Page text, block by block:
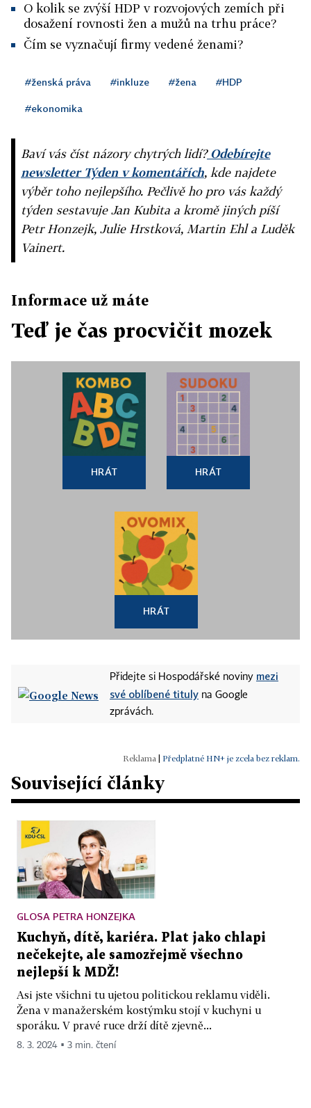
O kolik se zvýší HDP v rozvojových zemích při
dosažení rovnosti žen a mužů na trhu práce?
Čím se vyznačují firmy vedené ženami?
#ženská práva #inkluze #žena #HDP
#ekonomika
Baví vás číst názory chytrých lidí?Odebírejte
newsletter Týden v komentářích, kde najdete
výběr toho nejlepšího. Pečlivě ho pro vás každý
týden sestavuje Jan Kubita a kromě jiných píší
Petr Honzejk, Julie Hrstková, Martin Ehl a Luděk
Vainert.
Informace už máte
Teď je čas procvičit mozek
HRÁT HRÁT
HRÁT
Přidejte si Hospodářské noviny mezi
své oblíbené tituly na Google
zprávách.
Předplatné HN+ je zcela bez reklam.
Související články
GLOSA PETRA HONZEJKA
Kuchyň, dítě, kariéra. Plat jako chlapi
nečekejte, ale samozřejmě všechno
nejlepší k MDŽ!
Asi jste všichni tu ujetou politickou reklamu viděli.
Žena v manažerském kostýmku stojí v kuchyni u
sporáku. V pravé ruce drží dítě zjevně...
8. 3. 2024 ▪ 3 min. čtení